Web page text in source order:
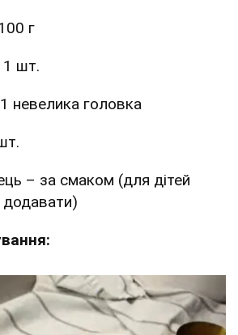
г
шт.
невелика головка
– за смаком (для дітей